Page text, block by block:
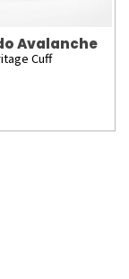
Avalanche
Cuff